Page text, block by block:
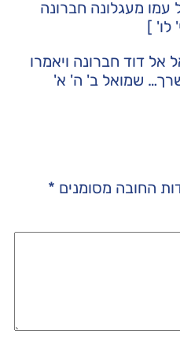
עמו מעגלונה חברונה
לו' ]
אל דוד חברונה ויאמרו
שמואל ב' ה' א'
החובה מסומנים *